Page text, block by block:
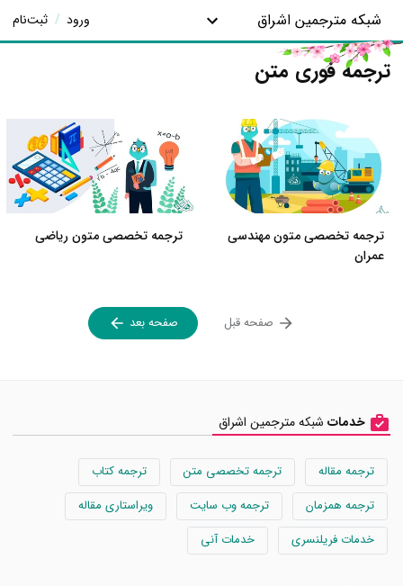
شبکه مترجمین اشراق ورود / ثبت‌نام
ترجمه فوری متن
ترجمه تخصصی متون مهندسی
عمران
ترجمه تخصصی متون ریاضی
صفحه قبل صفحه بعد
خدمات شبکه مترجمین اشراق
ترجمه مقاله ترجمه تخصصی متن
ترجمه کتاب
ترجمه همزمان
ترجمه وب سایت
ویراستاری مقاله
خدمات فریلنسری
خدمات آنی